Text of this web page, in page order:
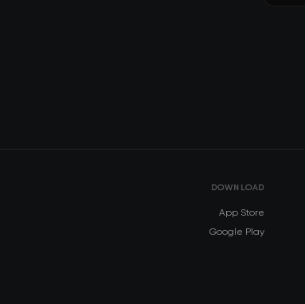
DOWNLOAD
App Store
Google Play